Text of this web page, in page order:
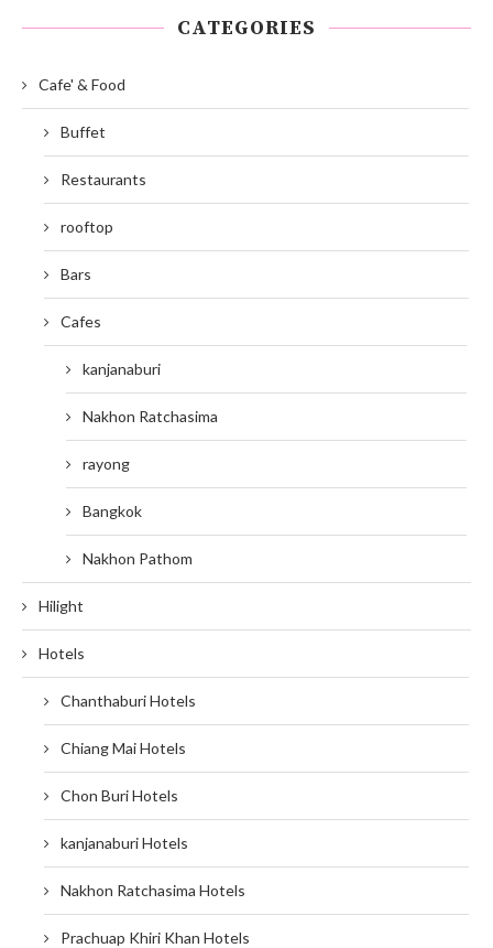
CATEGORIES
Cafe' & Food
Buffet
Restaurants
rooftop
Bars
Cafes
kanjanaburi
Nakhon Ratchasima
rayong
Bangkok
Nakhon Pathom
Hilight
Hotels
Chanthaburi Hotels
Chiang Mai Hotels
Chon Buri Hotels
kanjanaburi Hotels
Nakhon Ratchasima Hotels
Prachuap Khiri Khan Hotels